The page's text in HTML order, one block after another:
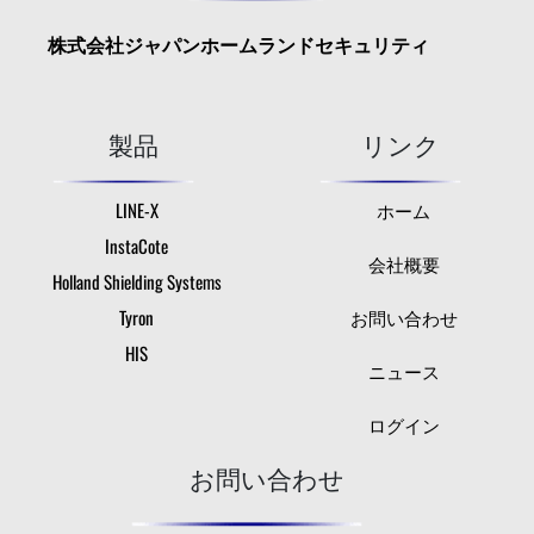
株式会社ジャパンホームランドセキュリティ
製品
LINE-X
InstaCote
Holland Shielding Systems
Tyron
HIS
リンク
ホーム
会社概要
お問い合わせ
ニュース
ログイン
お問い合わせ